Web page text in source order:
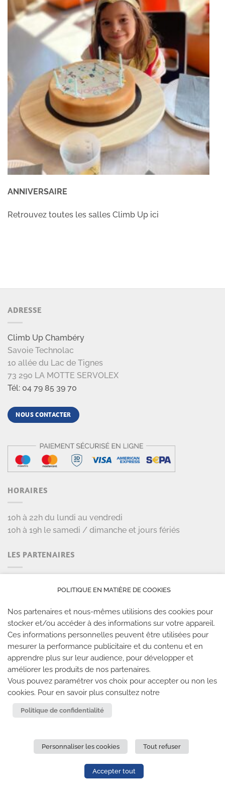
ANNIVERSAIRE
Retrouvez toutes les salles Climb Up ici
ADRESSE
Climb Up Chambéry
Savoie Technolac
10 allée du Lac de Tignes
73 290 LA MOTTE SERVOLEX
Tél: 04 79 85 39 70
NOUS CONTACTER
HORAIRES
10h à 22h du lundi au vendredi
10h à 19h le samedi / dimanche et jours fériés
LES PARTENAIRES
LES SALLES CLIMB UP
Climb Up vous accueille dans ses salles, partout en
France
TROUVE TA SALLE
MENTIONS LÉGALES
CONFIDENTIALITÉ
DROITS RÉSERVÉS
POLITIQUE EN MATIÈRE DE COOKIES
Nos partenaires et nous-mêmes utilisions des cookies pour
stocker et/ou accéder à des informations sur votre appareil.
Ces informations personnelles peuvent être utilisées pour
mesurer la performance publicitaire et du contenu et en
apprendre plus sur leur audience, pour développer et
améliorer les produits de nos partenaires.
Vous pouvez paramétrer vos choix pour accepter ou non les
cookies. Pour en savoir plus consultez notre
Politique de confidentialité
Personnaliser les cookies Tout refuser
Accepter tout